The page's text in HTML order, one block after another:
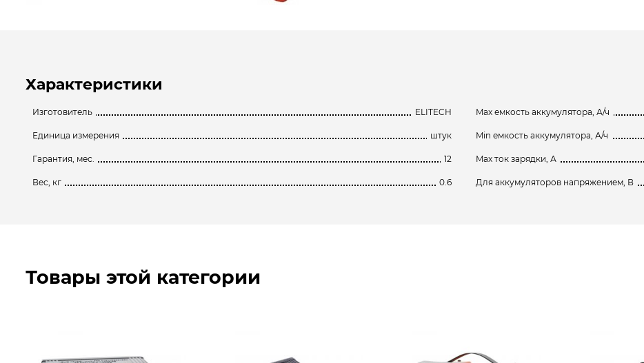
Характеристики
Изготовитель ELITECH
Единица измерения штук
Гарантия, мес. 12
Вес, кг 0.6
Max емкость аккумулятора, А/ч
Min емкость аккумулятора, А/ч
Max ток зарядки, А
Для аккумуляторов напряжением, В
Товары этой категории